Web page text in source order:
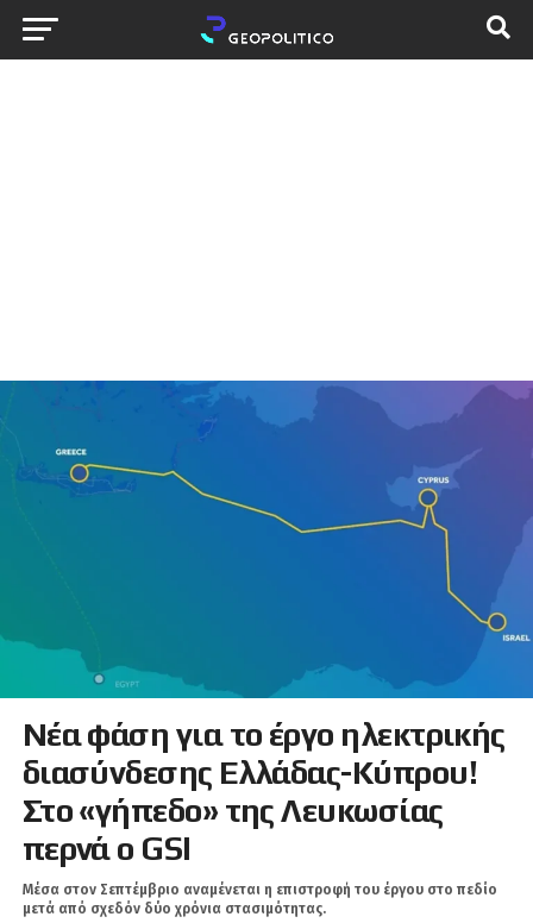
Νέα φάση για το έργο ηλεκτρικής
διασύνδεσης Ελλάδας-Κύπρου!
Στο «γήπεδο» της Λευκωσίας
περνά ο GSI
Μέσα στον Σεπτέμβριο αναμένεται η επιστροφή του έργου στο πεδίο
μετά από σχεδόν δύο χρόνια στασιμότητας.